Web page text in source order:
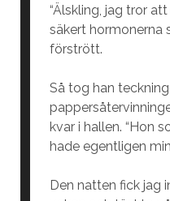
“Älskling, jag tror
säkert hormonerna
förstrött.
Så tog han
kvar i hallen. “Hon
hade egentligen
Den natten fick jag